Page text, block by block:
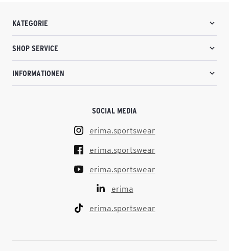
KATEGORIE
SHOP SERVICE
INFORMATIONEN
SOCIAL MEDIA
erima.sportswear
erima.sportswear
erima.sportswear
erima
erima.sportswear